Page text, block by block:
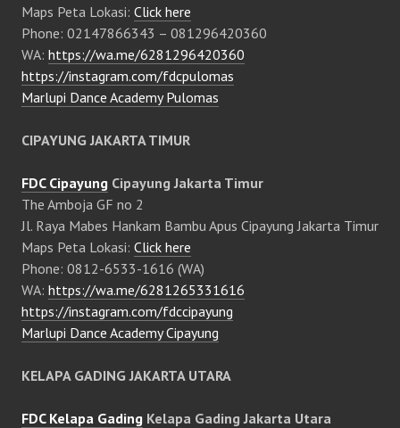
Maps Peta Lokasi: Click here
Phone: 02147866343 – 081296420360
WA: https://wa.me/6281296420360
https://instagram.com/fdcpulomas
Marlupi Dance Academy Pulomas
CIPAYUNG JAKARTA TIMUR
FDC Cipayung Cipayung Jakarta Timur
The Amboja GF no 2
Jl. Raya Mabes Hankam Bambu Apus Cipayung Jakarta Timur
Maps Peta Lokasi: Click here
Phone: 0812-6533-1616 (WA)
WA: https://wa.me/6281265331616
https://instagram.com/fdccipayung
Marlupi Dance Academy Cipayung
KELAPA GADING JAKARTA UTARA
FDC Kelapa Gading Kelapa Gading Jakarta Utara